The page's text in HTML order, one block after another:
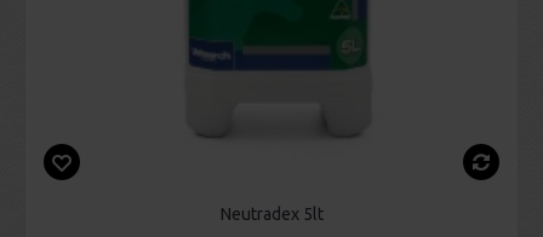
Neutradex 5lt